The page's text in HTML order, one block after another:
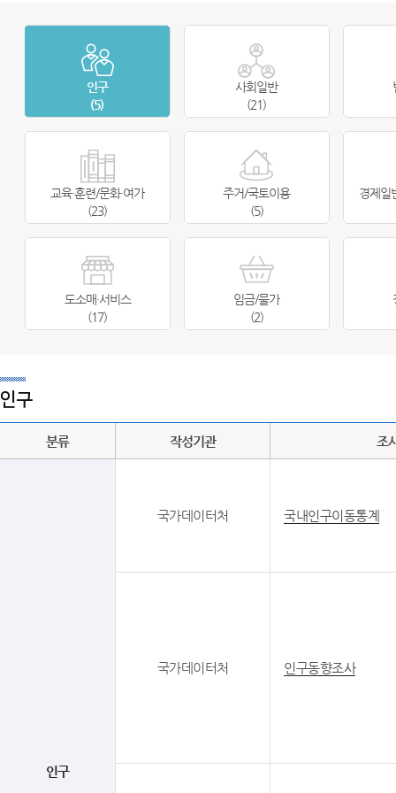
인구
(5)
사회일반
(21)
교육·훈련/문화·여가
(23)
주거/국토이용
(5)
경제일
도소매·서비스
(17)
임금/물가
(2)
인구
분류 작성기관 조
인구
국가데이터처 국내인구이동통계
국가데이터처 인구동향조사